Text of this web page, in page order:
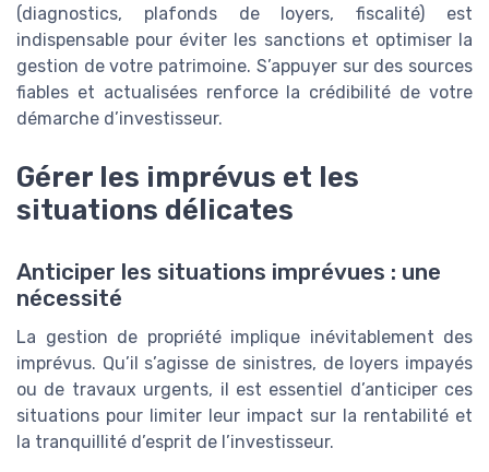
(diagnostics, plafonds de loyers, fiscalité) est
indispensable pour éviter les sanctions et optimiser la
gestion de votre patrimoine. S’appuyer sur des sources
fiables et actualisées renforce la crédibilité de votre
démarche d’investisseur.
Gérer les imprévus et les
situations délicates
Anticiper les situations imprévues : une
nécessité
La gestion de propriété implique inévitablement des
imprévus. Qu’il s’agisse de sinistres, de loyers impayés
ou de travaux urgents, il est essentiel d’anticiper ces
situations pour limiter leur impact sur la rentabilité et
la tranquillité d’esprit de l’investisseur.